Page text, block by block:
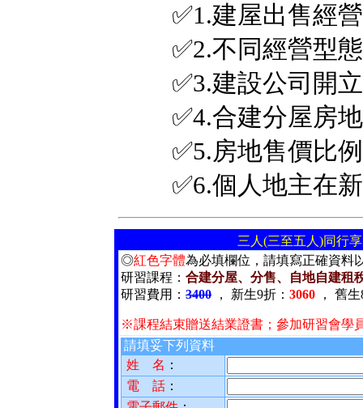
✅1.建屋出售經
✅2.不同經營型
✅3.建設公司開
✅4.合建分屋房
✅5.房地售價比
✅6.個人地主在
三人(三至五人)同行
◎紅色字體為必填欄位，請填寫正確資料
研習課程 ： 合建分屋、分售、自地自建租
研習費用 ： 3400 ， 新生9折： 3060 ， 舊
※課程結束贈送結業證書；參加研習會學
請填妥下列資料
姓 名 ：
電 話 ：